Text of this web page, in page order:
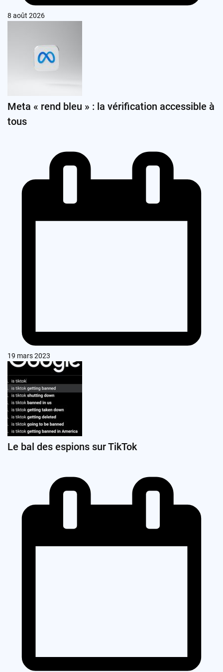
8 août 2026
Meta « rend bleu » : la vérification accessible à
tous
19 mars 2023
Le bal des espions sur TikTok